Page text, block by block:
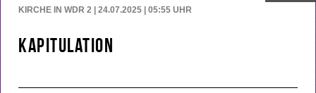
KIRCHE IN WDR 2 | 24.07.2025 | 05:55 UHR
Kapitulation